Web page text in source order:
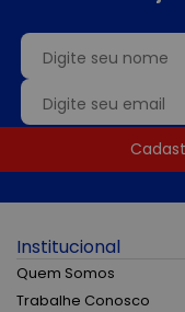
Institucional
Quem Somos
Trabalhe Conosco